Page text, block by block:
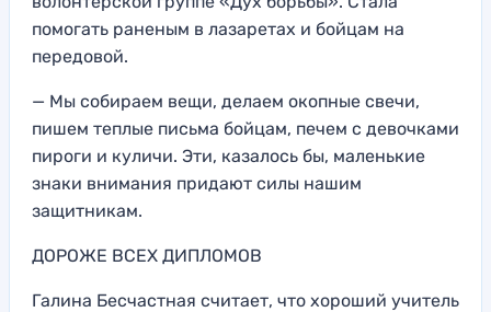
помогать раненым в лазаретах и бойцам на
передовой.
— Мы собираем вещи, делаем окопные свечи,
пишем теплые письма бойцам, печем с девочками
пироги и куличи. Эти, казалось бы, маленькие
знаки внимания придают силы нашим
защитникам.
ДОРОЖЕ ВСЕХ ДИПЛОМОВ
Галина Бесчастная считает, что хороший учитель